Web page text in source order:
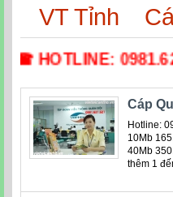
VT Tỉnh
☎ HOTLINE:
Cáp
Hotline:
10Mb
40Mb
thêm 1